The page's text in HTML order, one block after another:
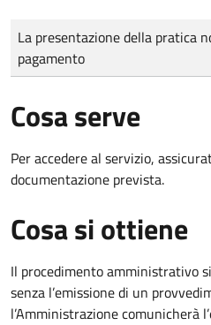
Tipo di pagamento
Importo
La presentazione della pratica
pagamento
Cosa serve
Per accedere al servizio,
documentazione prevista.
Cosa si ottiene
Il procedimento amministrativo
senza l’emissione di un
l’Amministrazione comunicherà